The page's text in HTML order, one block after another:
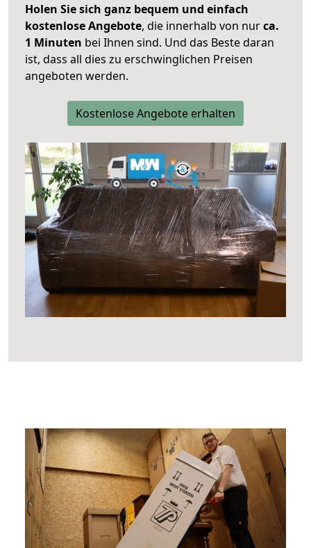
Holen Sie sich ganz bequem und einfach
kostenlose Angebote, die innerhalb von nurca.
1 Minuten bei Ihnen sind. Und das Beste daran
ist, dass all dies zu erschwinglichen Preisen
angeboten werden.
Kostenlose Angebote erhalten